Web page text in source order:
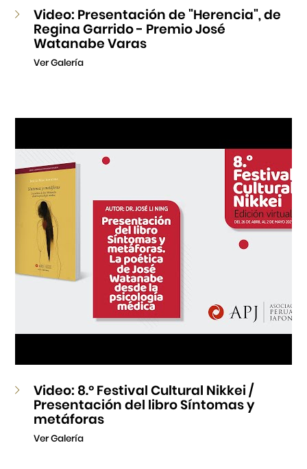
Video: Presentación de "Herencia", de
Regina Garrido - Premio José
Watanabe Varas
Ver Galería
Video: 8.º Festival Cultural Nikkei /
Presentación del libro Síntomas y
metáforas
Ver Galería